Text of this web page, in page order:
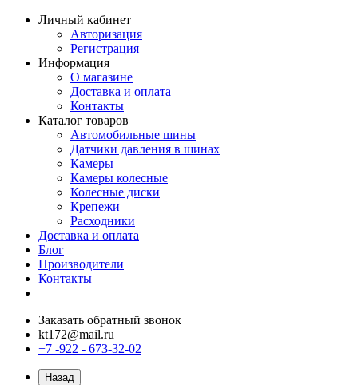
Личный кабинет
Авторизация
Регистрация
Информация
О магазине
Доставка и оплата
Контакты
Каталог товаров
Автомобильные шины
Датчики давления в шинах
Камеры
Камеры колесные
Колесные диски
Крепежи
Расходники
Доставка и оплата
Блог
Производители
Контакты
Заказать обратный звонок
kt172@mail.ru
+7 -922 - 673-32-02
Назад